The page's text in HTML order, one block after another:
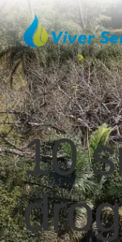
10